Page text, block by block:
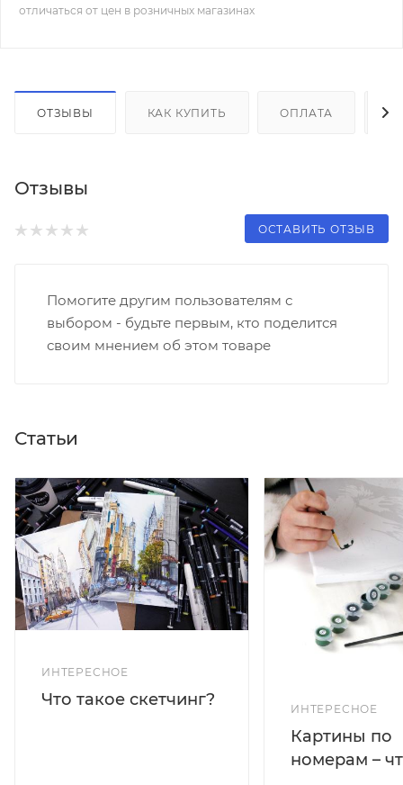
отличаться от цен в розничных магазинах
ОТЗЫВЫ КАК КУПИТЬ ОПЛАТА
Отзывы
ОСТАВИТЬ ОТЗЫВ
Помогите другим пользователям с
выбором - будьте первым, кто поделится
своим мнением об этом товаре
Статьи
ИНТЕРЕСНОЕ
Что такое скетчинг?
ИНТЕРЕСНОЕ
Картины по
номерам –